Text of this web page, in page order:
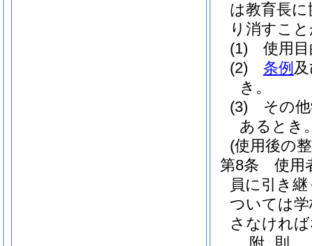
は教育長
り消すこ
(1)
使用
(2)
条例
き。
(3)
その
あるとき
(使用後の
第8条
使用
員に引き
ついては
さなけれ